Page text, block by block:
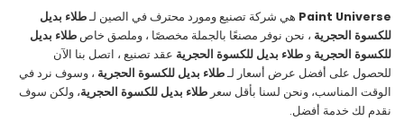
Paint Universe هي شركة تصنيع ومورد محترف في الصين لـطلاء بديل
للكسوة الحجرية ، نحن نوفر مصنعًا بالجملة مخصصًا ، وملصق خاصطلاء بديل
للكسوة الحجرية وطلاء بديل للكسوة الحجرية عقد تصنيع ، اتصل بنا الآن
للحصول على أفضل عرض أسعار لـطلاء بديل للكسوة الحجرية ، وسوف نرد في
الوقت المناسب، ونحن لسنا بأقل سعرطلاء بديل للكسوة الحجرية، ولكن سوف
نقدم لك خدمة أفضل.